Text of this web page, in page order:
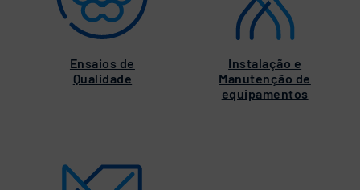
Ensaios de
Qualidade
Instalação e
Manutenção de
equipamentos